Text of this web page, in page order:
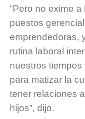
“Pero no exime
puestos
emprendedoras,
rutina laboral
nuestros
para matizar la
tener relaciones
hijos”, dijo.